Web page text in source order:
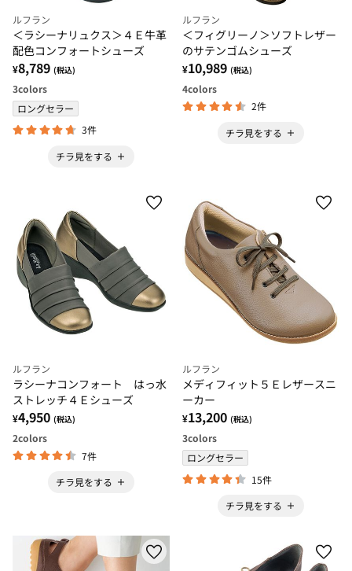
ルフラン
＜ラシーナリュクス＞４Ｅ牛革
配色コンフォートシューズ
¥8,789 (税込)
3colors
ロングセラー
3件
チラ見をする
ルフラン
＜フィグリーノ＞ソフトレザー
のサテンゴムシューズ
¥10,989 (税込)
4colors
2件
チラ見をする
ルフラン
ラシーナコンフォート はっ水
ストレッチ４Ｅシューズ
¥4,950 (税込)
2colors
7件
チラ見をする
ルフラン
メディフィット５Ｅレザースニ
ーカー
¥13,200 (税込)
3colors
ロングセラー
15件
チラ見をする